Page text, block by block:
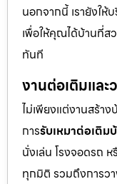
นอกจากนี้ เรายังให้
เพื่อให้คุณได้บ้านที่ส
ทันที
งานต่อเติมและ
ไม่เพียงแต่งานสร้าง
การรับเหมาต่อเติม
นั่งเล่น โรงจอดรถ ห
ทุกมิติ รวมถึงการวา